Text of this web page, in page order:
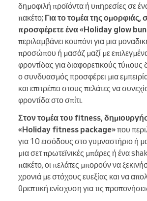
δημοφιλή προϊόντα ή υπηρεσίες σε
πακέτο; Για το τομέα της ομορφιάς,
προσφέρετε ένα «Holiday glow
περιλαμβάνει κουπόνι για μια
προσώπου ή μασάζ μαζί με
φροντίδας για διαφορετικούς τύπους
ο συνδυασμός προσφέρει μια
και επιτρέπει στους πελάτες να
φροντίδα στο σπίτι.
Στον τομέα του fitness,
«Holiday fitness package»που
για 10 εισόδους στο γυμναστήριο ή
μια σετ πρωτεϊνικές μπάρες ή ένα
πακέτο, οι πελάτες μπορούν να
χρονιά με στόχους ευεξίας και να
θρεπτική ενίσχυση για τις